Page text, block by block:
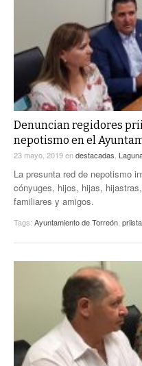
Denuncian regidores
nepotismo en el
23 mayo, 2019endestacadas
La presunta red de nepotismo
cónyuges, hijos, hijas,
familiares y amigos.
Tags: Ayuntamiento de Torreón